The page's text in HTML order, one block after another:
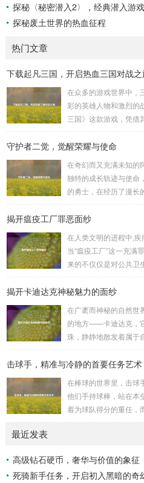
探秘〈秘密潜入2〉，经典潜入游
探秘废土世界的热血征程
热门文章
下载起凡三国，开启热血三国对战之
在众多的游戏世界中，
彩的英雄人物和激烈的
三国》这款游戏，凭借
何进行起凡三国下载,开
以化身为三国时期的知
的诸葛亮、忠义双全的
陷阵、排兵布阵，游戏
守护者二觉，觉醒荣耀与使命
在奇幻而又充满未知的
独特的成长轨迹与使命
的勇士，在经历了漫长
大陆的那一刻起，便肩
来自各方的邪恶势力，
意志，在一次次战斗中
恐怖的地下墓穴，还是
揭开瘟疫工厂罪恶面纱
在人类文明的进程中,
当“瘟疫工厂”这一充满
来的不仅仅是对公共卫
是一些别有用心的势力
科学研究的外衣，实则
历史上看,生物武器的
战争时期，某些国家就
揭开卡迪达克神秘魅力的面纱
在广袤而神秘的自然世
的地方——卡迪达克，
珠，静静地散发着属于
复杂多样的地形地貌，
照耀下闪耀着刺眼的银
冠，而山脚下，则是一
多，高大的乔木遮天蔽
击球手，精准与冷静的首要任务艺术
在棒球的世界里，击球
他们手持球棒，站在本
着为球队得分的重任，
滑球，击球手需要在极
和落点，然后调整自己
最近发表
高级钻石硬币，奢华与价值的象征
死骑新手任务，开启初入黑暗的奇